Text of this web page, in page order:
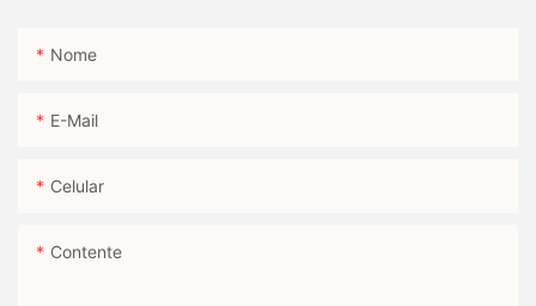
Nome
E-Mail
Celular
Contente